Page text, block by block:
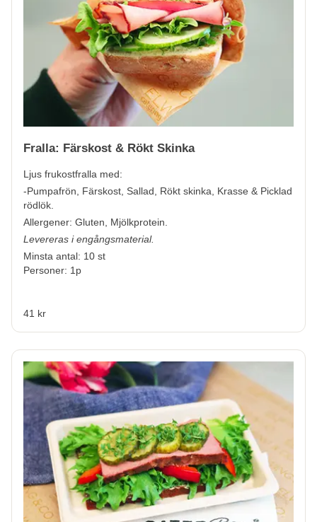
Fralla: Färskost & Rökt Skinka
Ljus frukostfralla med:
-Pumpafrön, Färskost, Sallad, Rökt skinka, Krasse & Picklad
rödlök.
Allergener: Gluten, Mjölkprotein.
Levereras i engångsmaterial.
Minsta antal: 10 st
Personer: 1p
41 kr